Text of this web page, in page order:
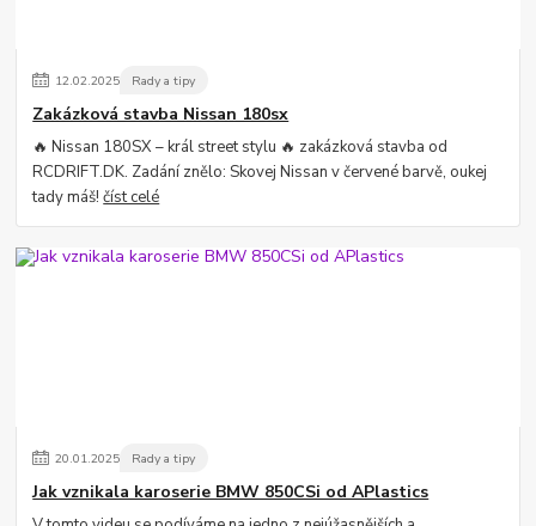
12.02.2025 Rady a tipy
Zakázková stavba Nissan 180sx
🔥 Nissan 180SX – král street stylu 🔥 zakázková stavba od
RCDRIFT.DK. Zadání znělo: Skovej Nissan v červené barvě, oukej
tady máš!číst celé
20.01.2025 Rady a tipy
Jak vznikala karoserie BMW 850CSi od APlastics